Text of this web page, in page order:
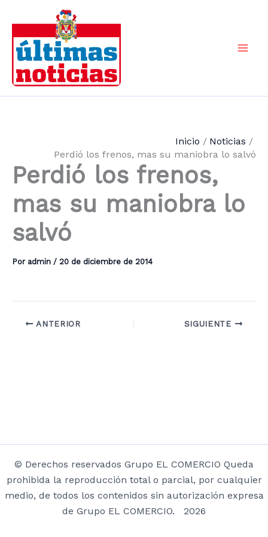
contenido
Inicio
Noticias
Perdió los frenos, mas su maniobra lo salvó
Perdió los frenos,
mas su maniobra lo
salvó
Por admin / 20 de diciembre de 2014
ANTERIOR SIGUIENTE
© Derechos reservados Grupo EL COMERCIO Queda
prohibida la reproducción total o parcial, por cualquier
medio, de todos los contenidos sin autorización expresa
de Grupo EL COMERCIO. 2026